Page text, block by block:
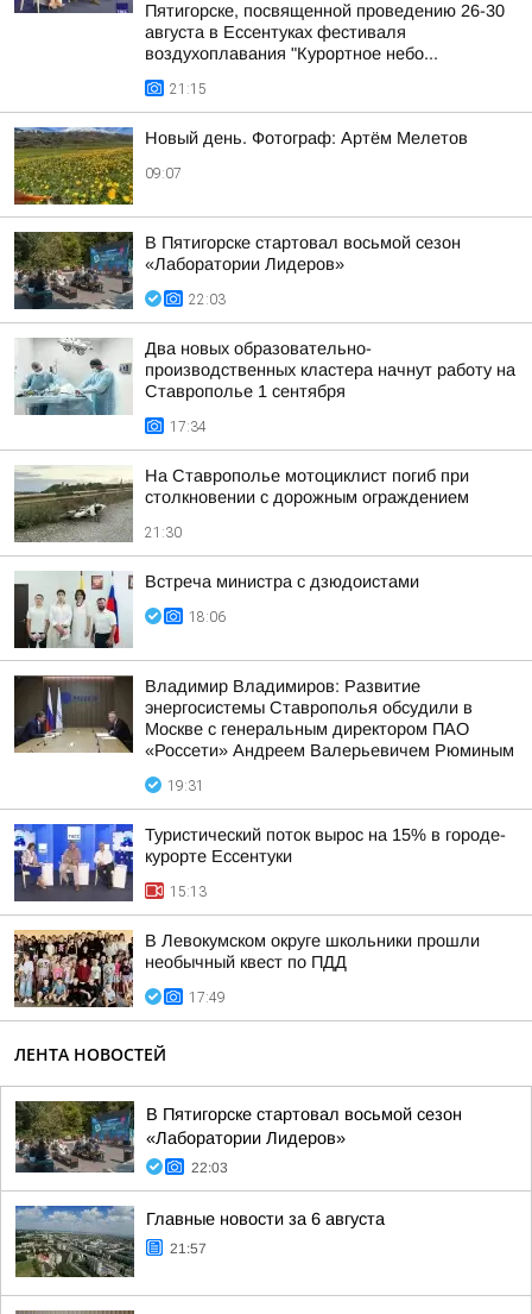
Пятигорске, посвященной проведению 26-30
августа в Ессентуках фестиваля
воздухоплавания "Курортное небо...
21:15
Новый день. Фотограф: Артём Мелетов
09:07
В Пятигорске стартовал восьмой сезон
«Лаборатории Лидеров»
22:03
Два новых образовательно-
производственных кластера начнут работу на
Ставрополье 1 сентября
17:34
На Ставрополье мотоциклист погиб при
столкновении с дорожным ограждением
21:30
Встреча министра с дзюдоистами
18:06
Владимир Владимиров: Развитие
энергосистемы Ставрополья обсудили в
Москве с генеральным директором ПАО
«Россети» Андреем Валерьевичем Рюминым
19:31
Туристический поток вырос на 15% в городе-
курорте Ессентуки
15:13
В Левокумском округе школьники прошли
необычный квест по ПДД
17:49
ЛЕНТА НОВОСТЕЙ
В Пятигорске стартовал восьмой сезон
«Лаборатории Лидеров»
22:03
Главные новости за 6 августа
21:57